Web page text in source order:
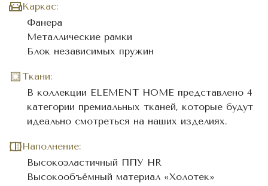
Каркас:
Фанера
Металлические рамки
Блок независимых пружин
Ткани:
В коллекции ELEMENT HOME представлено 4
категории премиальных тканей, которые будут
идеально смотреться на наших изделиях.
Наполнение:
Высокоэластичный ППУ HR
Высокообъёмный материал «Холотек»